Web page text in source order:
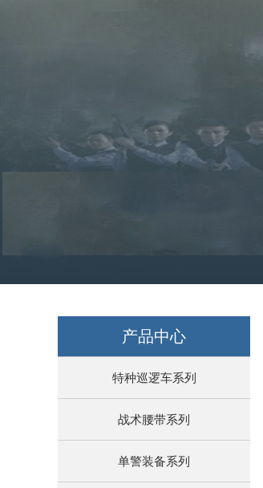
产品中心
特种巡逻车系列
战术腰带系列
单警装备系列